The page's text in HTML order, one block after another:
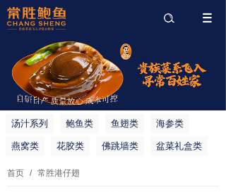
汤汁系列 鲍鱼类 鱼翅类 海参类
燕窝类 花胶类 佛跳墙类 盆菜礼盒类
常胜港仔翅
首页 / 常胜港仔翅
搜索